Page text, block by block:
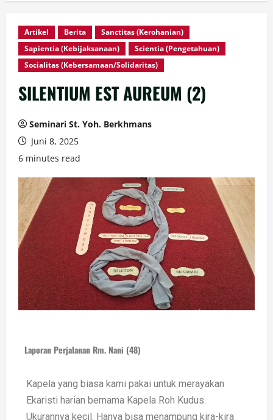
Artikel Berita
Sanctitas (Kerohanian)
Sapientia (Kebijaksanaan)
Scientia (Pengetahuan)
Socialitas (Kebersamaan/Solidaritas)
SILENTIUM EST AUREUM (2)
Seminari St. Yoh. Berkhmans
Juni 8, 2025
6 minutes read
Laporan Perjalanan Rm. Nani (48)
Kapela yang biasa kami pakai untuk merayakan
Ekaristi harian bernama Kapela Roh Kudus.
Ukurannya kecil. Hanya bisa menampung kira-kira